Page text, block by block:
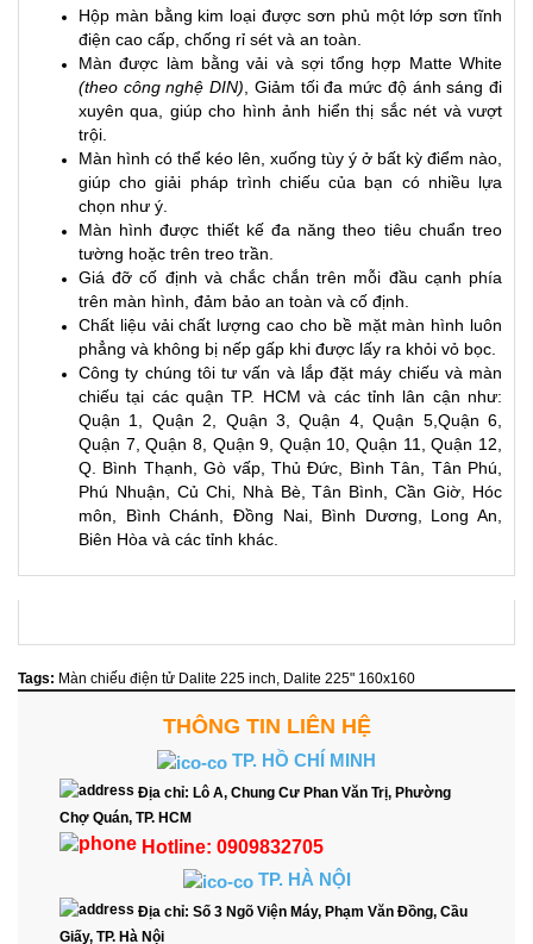
Hộp màn bằng kim loại được sơn phủ một lớp sơn tĩnh
điện cao cấp, chống rỉ sét và an toàn.
Màn được làm bằng vải và sợi tổng hợp Matte White
(theo công nghệ DIN), Giảm tối đa mức độ ánh sáng đi
xuyên qua, giúp cho hình ảnh hiển thị sắc nét và vượt
trội.
Màn hình có thể kéo lên, xuống tùy ý ở bất kỳ điểm nào,
giúp cho giải pháp trình chiếu của bạn có nhiều lựa
chọn như ý.
Màn hình được thiết kế đa năng theo tiêu chuẩn treo
tường hoặc trên treo trần.
Giá đỡ cố định và chắc chắn trên mỗi đầu cạnh phía
trên màn hình, đảm bảo an toàn và cố định.
Chất liệu vải chất lượng cao cho bề mặt màn hình luôn
phẳng và không bị nếp gấp khi được lấy ra khỏi vỏ bọc.
Công ty chúng tôi tư vấn và lắp đặt máy chiếu và màn
chiếu tại các quận TP. HCM và các tỉnh lân cận như:
Quận 1, Quận 2, Quận 3, Quận 4, Quận 5,Quận 6,
Quận 7, Quận 8, Quận 9, Quận 10, Quận 11, Quận 12,
Q. Bình Thạnh, Gò vấp, Thủ Đức, Bình Tân, Tân Phú,
Phú Nhuận, Củ Chi, Nhà Bè, Tân Bình, Cần Giờ, Hóc
môn, Bình Chánh, Đồng Nai, Bình Dương, Long An,
Biên Hòa và các tỉnh khác.
Tags: Màn chiếu điện tử Dalite 225 inch, Dalite 225" 160x160
THÔNG TIN LIÊN HỆ
TP. HỒ CHÍ MINH
Địa chỉ: Lô A, Chung Cư Phan Văn Trị, Phường
Chợ Quán, TP. HCM
Hotline: 0909832705
TP. HÀ NỘI
Địa chỉ: Số 3 Ngõ Viện Máy, Phạm Văn Đồng, Cầu
Giấy, TP. Hà Nội